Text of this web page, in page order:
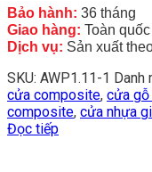
Bảo hành: 36 tháng
Giao hàng: Toàn quốc
Dịch vụ: Sản xuất
SKU: AWP1.11-1 Danh
cửa composite, cửa
composite, cửa nhựa
Đọc tiếp